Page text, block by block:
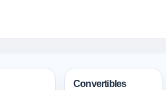
Convertibles